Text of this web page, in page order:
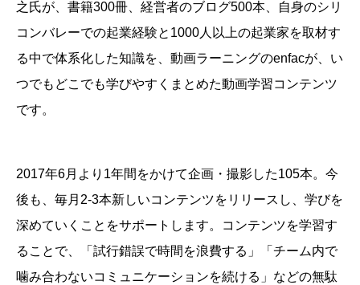
之氏が、書籍300冊、経営者のブログ500本、自身のシリ
コンバレーでの起業経験と1000人以上の起業家を取材す
る中で体系化した知識を、動画ラーニングのenfacが、い
つでもどこでも学びやすくまとめた動画学習コンテンツ
です。
2017年6月より1年間をかけて企画・撮影した105本。今
後も、毎月2-3本新しいコンテンツをリリースし、学びを
深めていくことをサポートします。
コンテンツを学習す
ることで、「試行錯誤で時間を浪費する」「チーム内で
噛み合わないコミュニケーションを続ける」などの無駄